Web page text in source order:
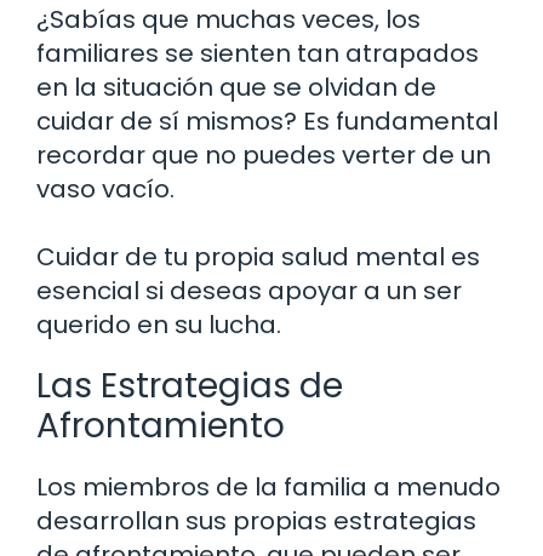
¿Sabías que muchas veces, los
familiares se sienten tan atrapados
en la situación que se olvidan de
cuidar de sí mismos? Es fundamental
recordar que no puedes verter de un
vaso vacío.
Cuidar de tu propia salud mental es
esencial si deseas apoyar a un ser
querido en su lucha.
Las Estrategias de
Afrontamiento
Los miembros de la familia a menudo
desarrollan sus propias estrategias